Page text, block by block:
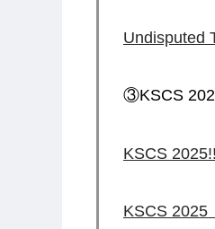
Undisputed
③KSCS
KSCS
KSCS 2025